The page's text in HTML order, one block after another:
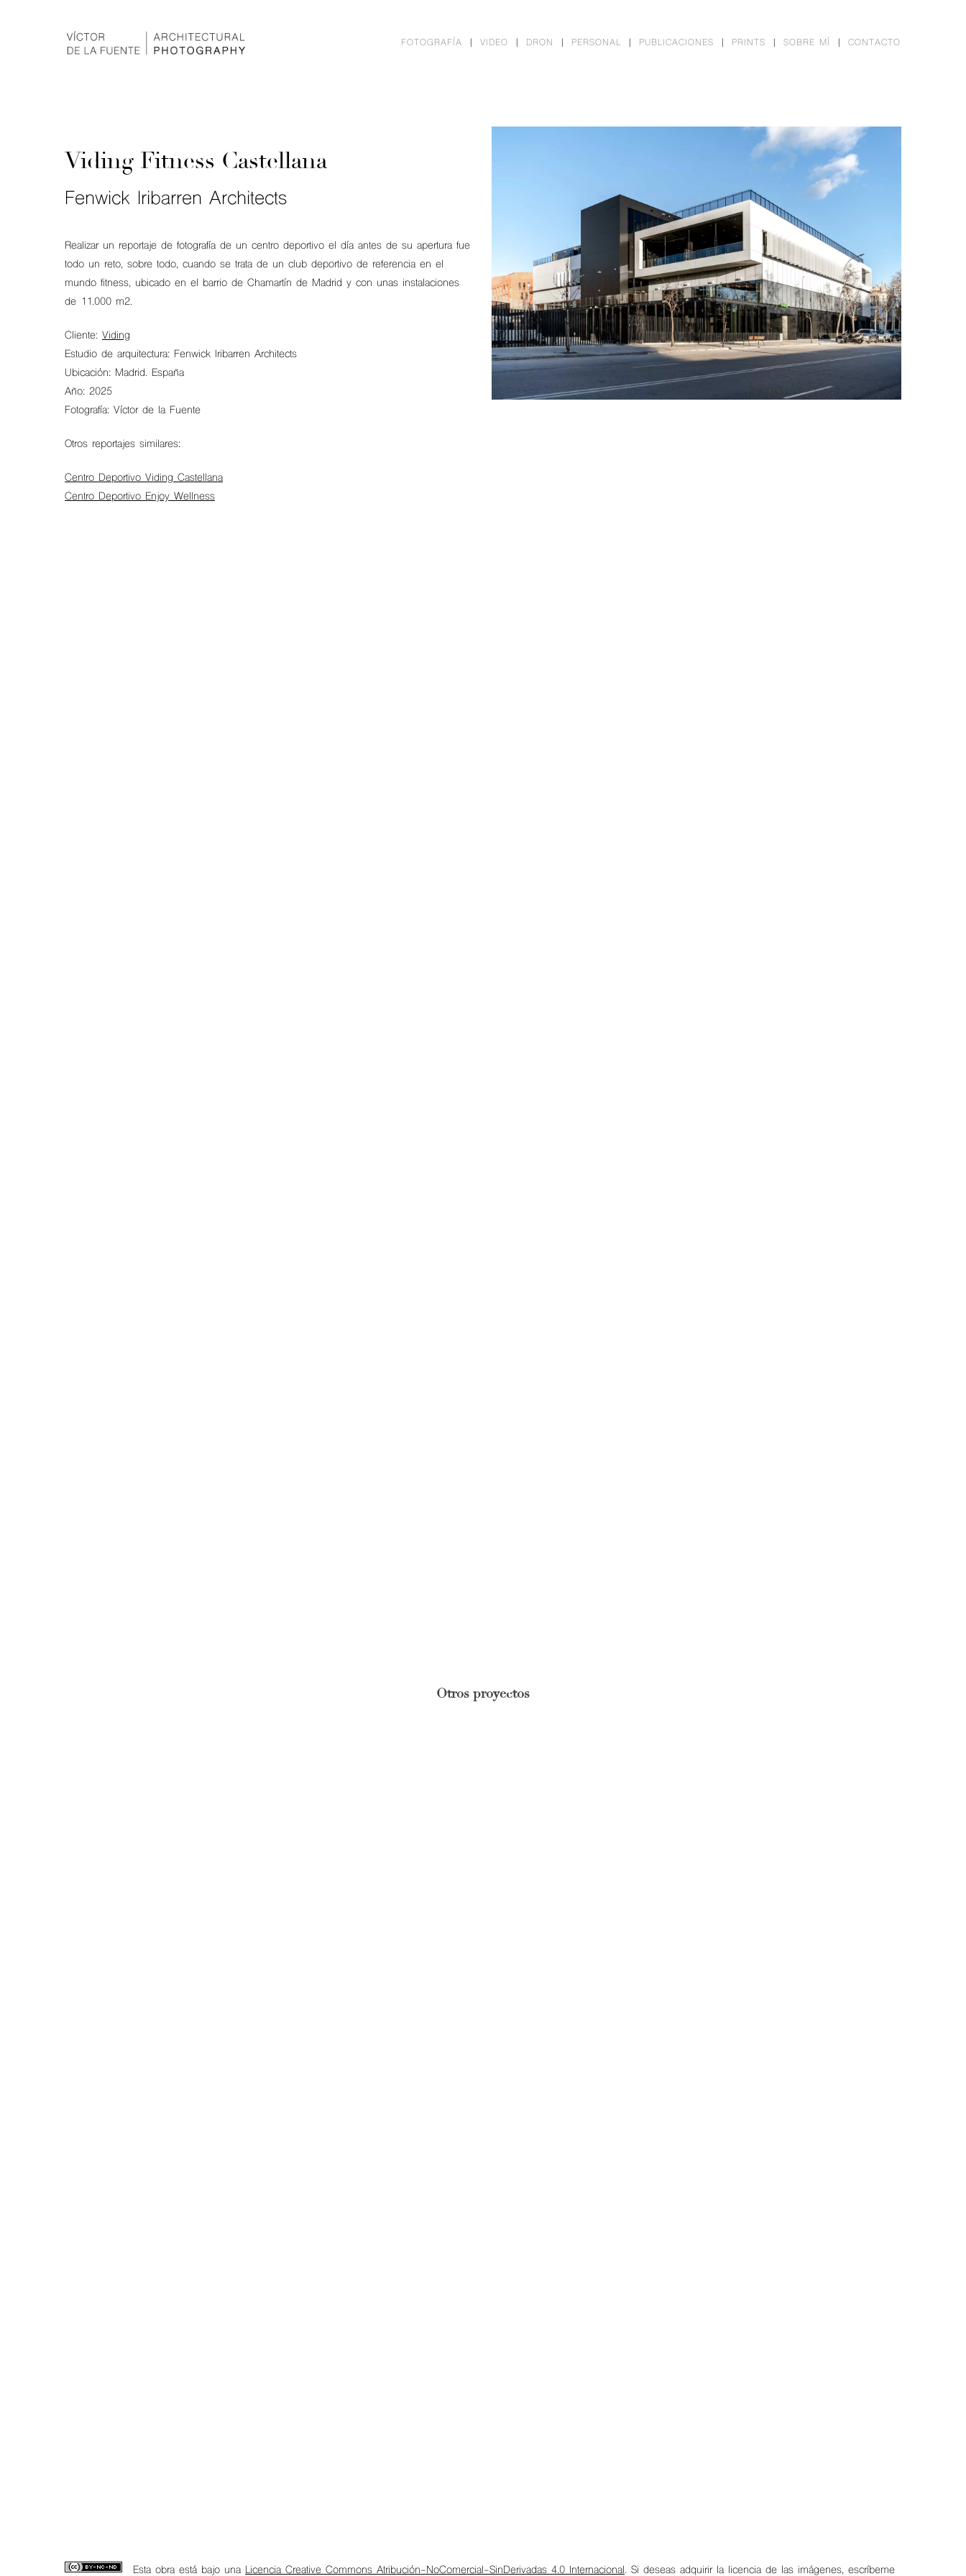
FOTOGRAFÍA VIDEO DRON PERSONAL PUBLICACIONES PRINTS SOBRE MÍ CONTACTO
Viding Fitness Castellana
Fenwick Iribarren Architects
Realizar un reportaje de fotografía de un centro deportivo el día antes de su apertura fue
todo un reto, sobre todo, cuando se trata de un club deportivo de referencia en el
mundo fitness, ubicado en el barrio de Chamartín de Madrid y con unas instalaciones
de 11.000 m2.
Cliente: Viding
Estudio de arquitectura: Fenwick Iribarren Architects
Ubicación: Madrid. España
Año: 2025
Fotografía: Víctor de la Fuente
Otros reportajes similares:
Centro Deportivo Viding Castellana
Centro Deportivo Enjoy Wellness
Otros proyectos
Esta obra está bajo una Licencia Creative Commons Atribución-NoComercial-SinDerivadas 4.0 Internacional. Si deseas adquirir la licencia de las imágenes, escríbeme